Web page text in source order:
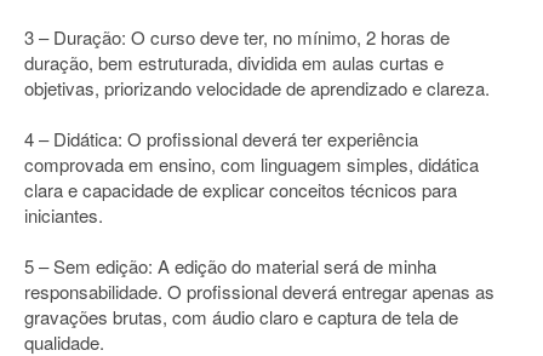
3 – Duração: O curso deve ter, no mínimo, 2 horas de
duração, bem estruturada, dividida em aulas curtas e
objetivas, priorizando velocidade de aprendizado e clareza.
4 – Didática: O profissional deverá ter experiência
comprovada em ensino, com linguagem simples, didática
clara e capacidade de explicar conceitos técnicos para
iniciantes.
5 – Sem edição: A edição do material será de minha
responsabilidade. O profissional deverá entregar apenas as
gravações brutas, com áudio claro e captura de tela de
qualidade.